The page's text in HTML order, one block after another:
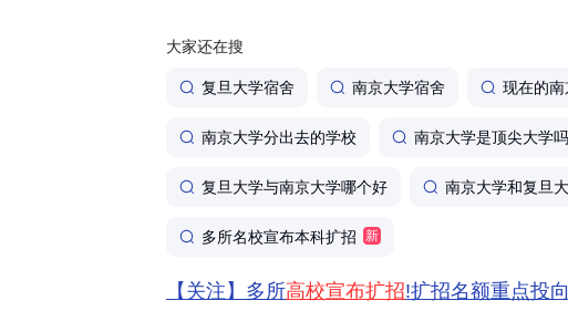
大家还在搜
复旦大学宿舍 南京大学宿舍 现在的
南京大学分出去的学校 南京大学是顶尖大学吗
复旦大学与南京大学哪个好 南京大学和复旦
多所名校宣布本科扩招 新
【关注】多所高校宣布扩招!扩招名额重点投